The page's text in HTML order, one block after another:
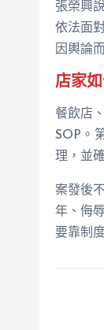
張榮興
依法面
因輿論
店家
餐飲店
SOP。
理，並
案發後
年、侮
要靠制